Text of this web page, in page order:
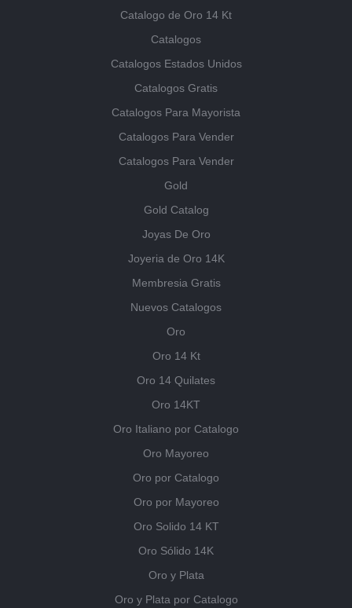
Catalogo de Oro 14 Kt
Catalogos
Catalogos Estados Unidos
Catalogos Gratis
Catalogos Para Mayorista
Catalogos Para Vender
Catalogos Para Vender
Gold
Gold Catalog
Joyas De Oro
Joyeria de Oro 14K
Membresia Gratis
Nuevos Catalogos
Oro
Oro 14 Kt
Oro 14 Quilates
Oro 14KT
Oro Italiano por Catalogo
Oro Mayoreo
Oro por Catalogo
Oro por Mayoreo
Oro Solido 14 KT
Oro Sólido 14K
Oro y Plata
Oro y Plata por Catalogo